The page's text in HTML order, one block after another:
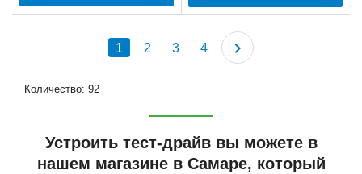
1 2 3 4
Количество: 92
Устроить тест-драйв вы можете в
нашем магазине в Самаре, который